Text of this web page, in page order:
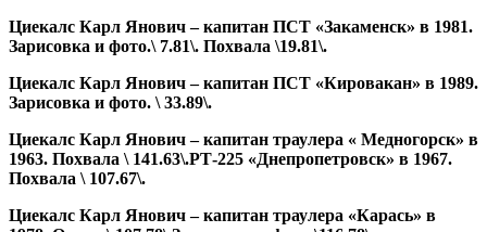
Циекалс Карл Янович – капитан ПСТ «Закаменск» в 1981.
Зарисовка и фото.\ 7.81\. Похвала \19.81\.
Циекалс Карл Янович – капитан ПСТ «Кировакан» в 1989.
Зарисовка и фото. \ 33.89\.
Циекалс Карл Янович – капитан траулера « Медногорск» в
1963. Похвала \ 141.63\.РТ-225 «Днепропетровск» в 1967.
Похвала \ 107.67\.
Циекалс Карл Янович – капитан траулера «Карась» в